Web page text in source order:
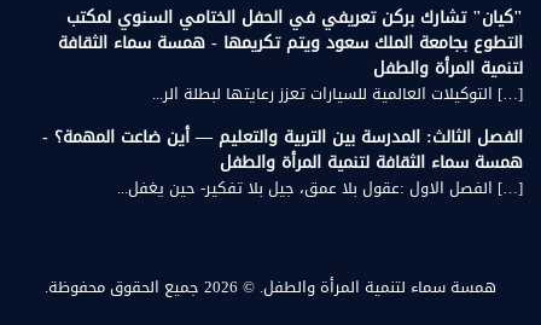
"كيان" تشارك بركن تعريفي في الحفل الختامي السنوي لمكتب
التطوع بجامعة الملك سعود ويتم تكريمها - همسة سماء الثقافة
لتنمية المرأة والطفل
[…] التوكيلات العالمية للسيارات تعزز رعايتها لبطلة الر...
الفصل الثالث: المدرسة بين التربية والتعليم — أين ضاعت المهمة؟ -
همسة سماء الثقافة لتنمية المرأة والطفل
[…] الفصل الاول :عقول بلا عمق، جيل بلا تفكير- حين يغفل...
همسة سماء لتنمية المرأة والطفل. © 2026 جميع الحقوق محفوظة.